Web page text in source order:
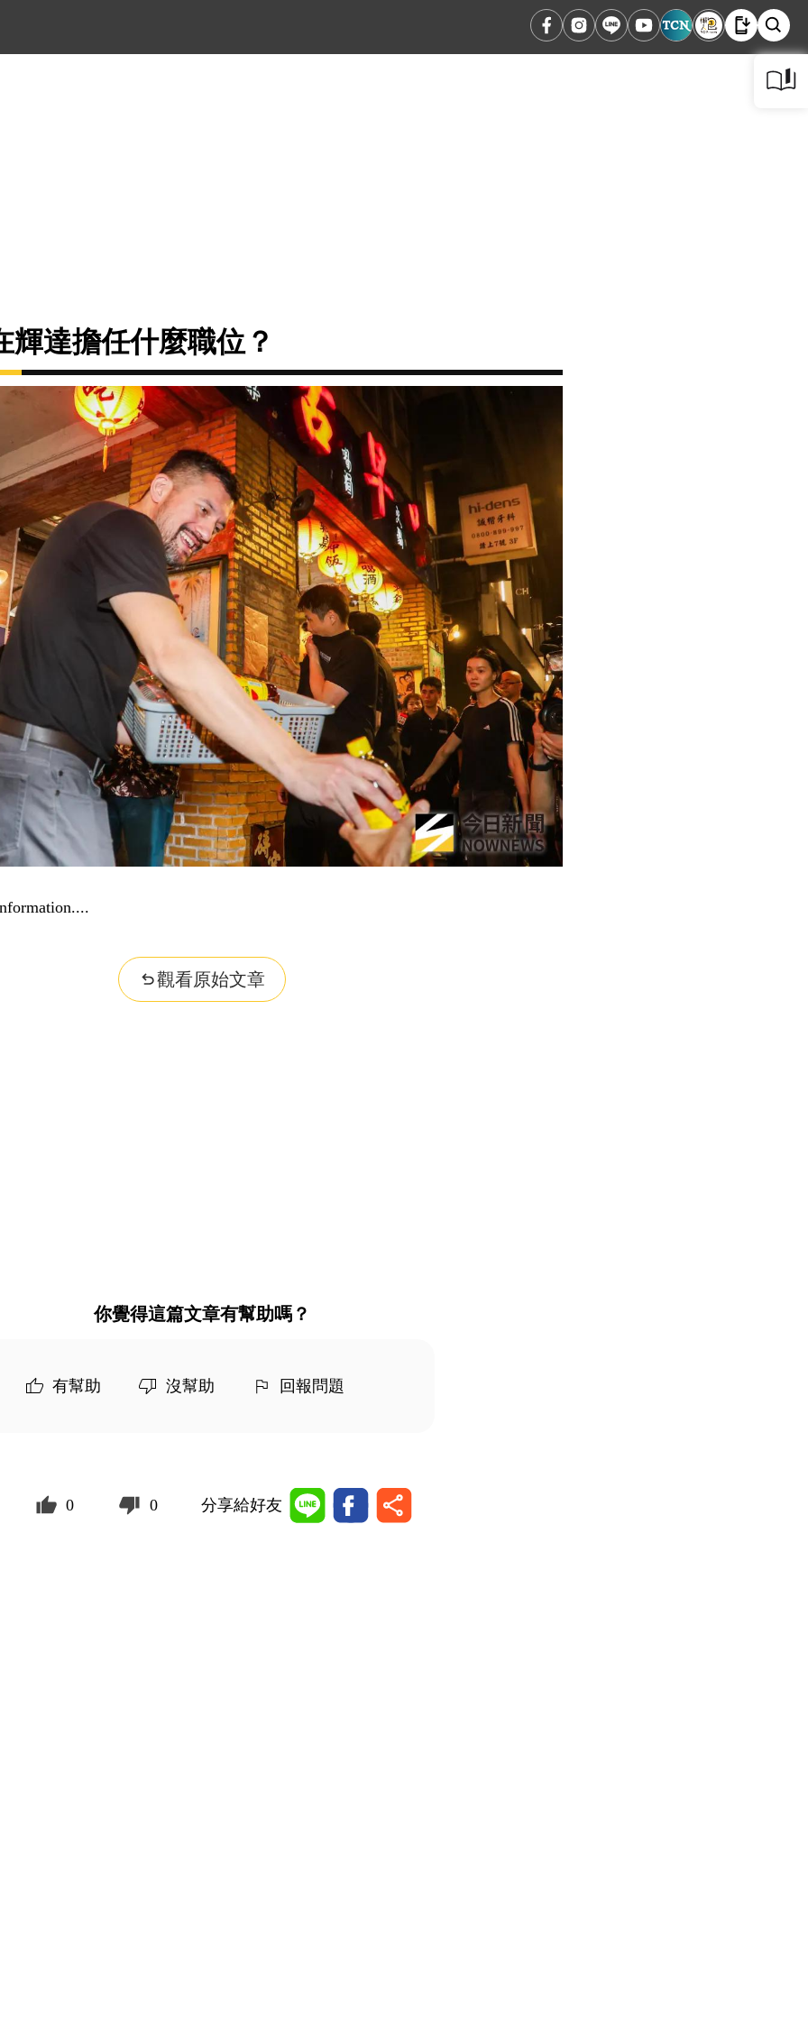
輝達擔任什麼職位？
觀看原始文章
你覺得這篇文章有幫助嗎？
有幫助 沒幫助 回報問題
0 0 分享給好友